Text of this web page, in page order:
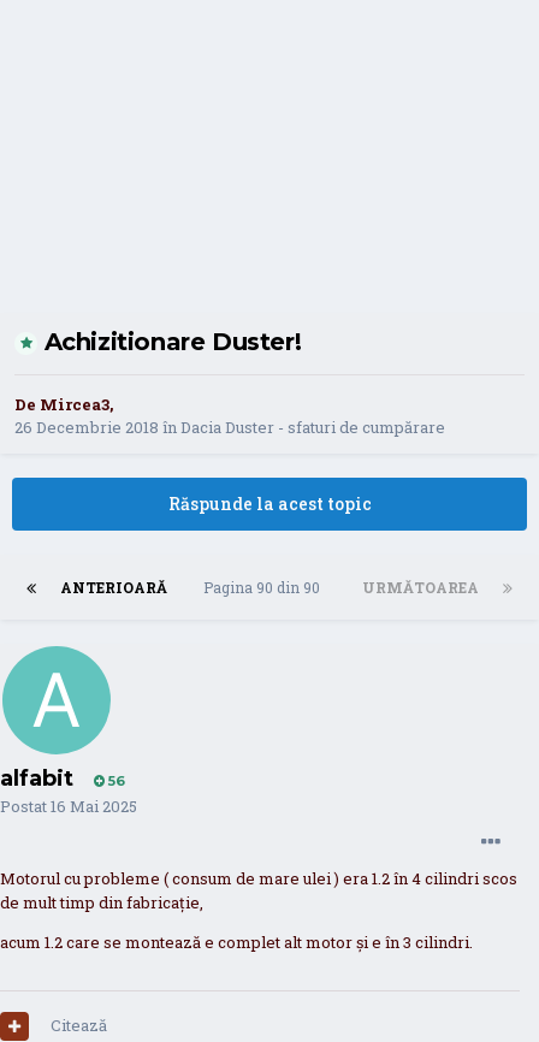
Achizitionare Duster!
De Mircea3,
26 Decembrie 2018 înDacia Duster - sfaturi de cumpărare
Răspunde la acest topic
ANTERIOARĂ URMĂTOAREA
Pagina 90 din 90
alfabit 56
Postat16 Mai 2025
Motorul cu probleme ( consum de mare ulei ) era 1.2 în 4 cilindri scos
de mult timp din fabricaţie,
acum 1.2 care se montează e complet alt motor şi e în 3 cilindri.
Citează